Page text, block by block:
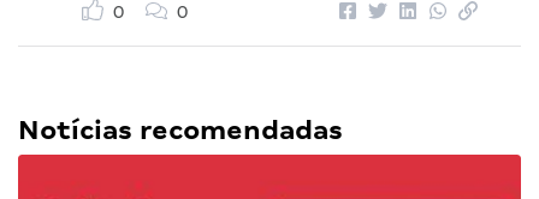
0 0
Notícias recomendadas